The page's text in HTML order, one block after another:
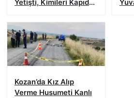
Yetişti, Kimileri Kapıda
Kozan’da Kız Alıp
Verme Husumeti Kanlı